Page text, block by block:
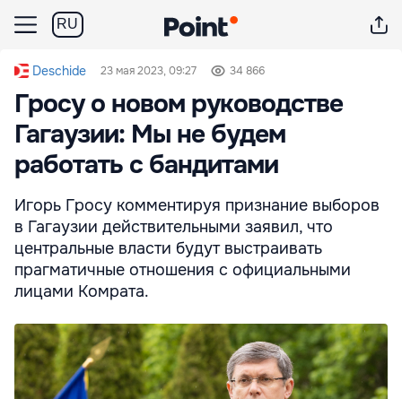
RU
Deschide 23 мая 2023, 09:27 34 866
Гросу о новом руководстве
Гагаузии: Мы не будем
работать с бандитами
Игорь Гросу комментируя признание выборов
в Гагаузии действительными заявил, что
центральные власти будут выстраивать
прагматичные отношения с официальными
лицами Комрата.